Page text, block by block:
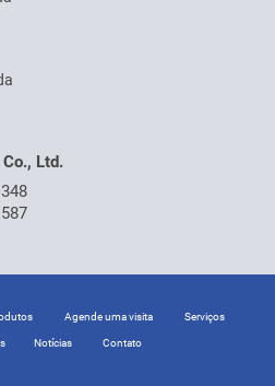
Ltd.
Agende uma visita Serviços
Notícias Contato